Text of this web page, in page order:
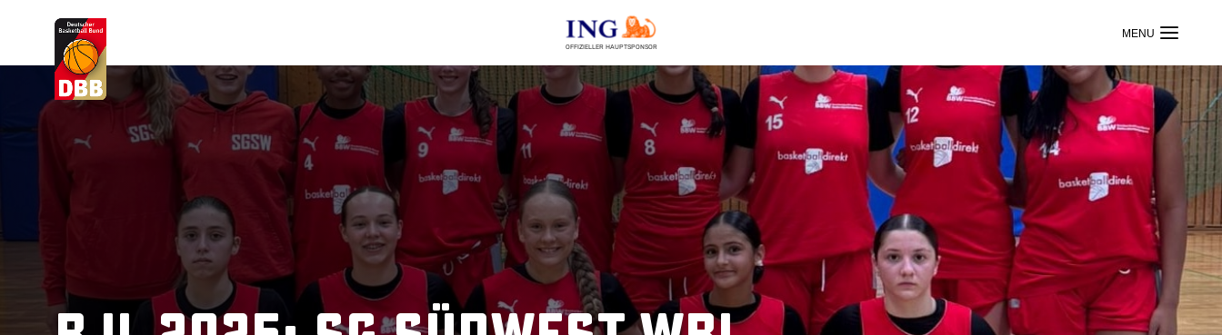
OFFIZIELLER HAUPTSPONSOR
Suchvorschläge
Lorem Ipsum
Amet Valputo